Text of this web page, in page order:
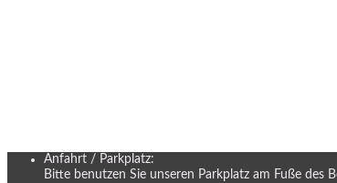
Anfahrt / Parkplatz:
Bitte benutzen Sie unseren Parkplatz am Fuße des